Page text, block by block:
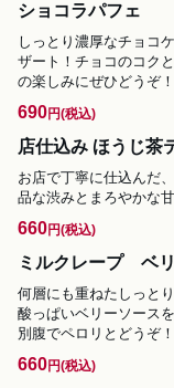
ショコラパフェ
しっとり濃厚なチョコ
ザート！チョコのコク
の楽しみにぜひどうぞ！
690円(税込)
店仕込み ほうじ茶
お店で丁寧に仕込んだ
品な渋みとまろやかな
660円(税込)
ミルクレープ ベ
何層にも重ねたしっと
酸っぱいベリーソース
別腹でペロリとどうぞ！
660円(税込)